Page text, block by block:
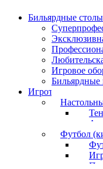
Бильярдные столы
Игровое
Бильярдные
Игротека
Футбол